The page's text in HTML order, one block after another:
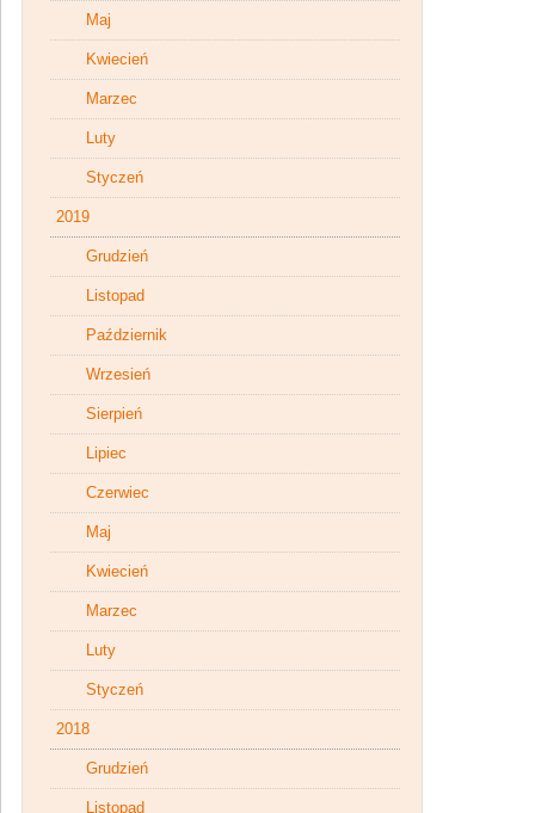
Maj
Kwiecień
Marzec
Luty
Styczeń
2019
Grudzień
Listopad
Październik
Wrzesień
Sierpień
Lipiec
Czerwiec
Maj
Kwiecień
Marzec
Luty
Styczeń
2018
Grudzień
Listopad